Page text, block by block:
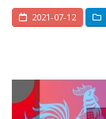
2021-07-12